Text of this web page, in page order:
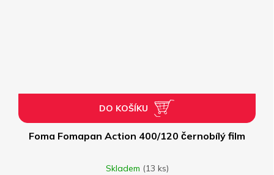
Foma Fomapan Action 400/120 černobílý film
Skladem (13 ks)
DO KOŠÍKU